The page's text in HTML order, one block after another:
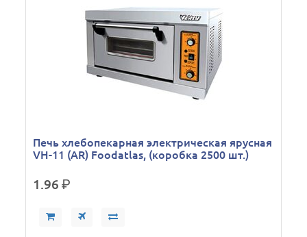
Печь хлебопекарная электрическая ярусная
VH-11 (AR) Foodatlas, (коробка 2500 шт.)
1.96р.